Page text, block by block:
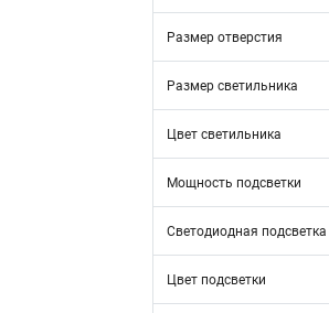
Размер отверстия
Размер светильника
Цвет светильника
Мощность подсветки
Светодиодная подсветка
Цвет подсветки